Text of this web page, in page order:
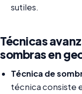
sutiles.
Técnicas
sombras en
Técnica de
técnica consiste